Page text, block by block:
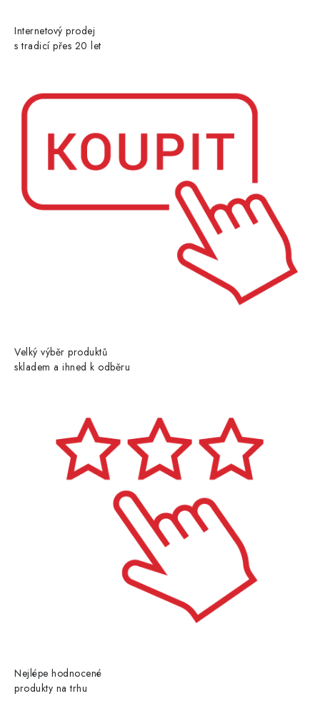
Internetový prodej
s tradicí přes 20 let
Velký výběr produktů
skladem a ihned k odběru
Nejlépe hodnocené
produkty na trhu